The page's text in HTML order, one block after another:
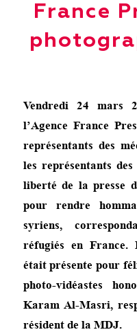
France
Vendredi 24 mars
l’Agence France
représentants des
les représentants
liberté de la presse
pour rendre
syriens,
réfugiés en France.
était présente pour
photo-vidéastes
Karam Al-Masri,
résident de la MDJ.